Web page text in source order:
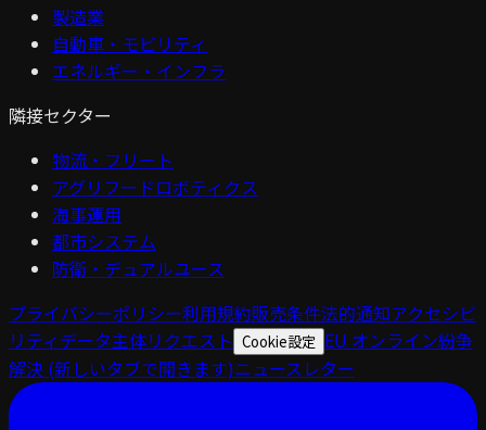
製造業
自動車・モビリティ
エネルギー・インフラ
隣接セクター
物流・フリート
アグリフードロボティクス
海事運用
都市システム
防衛・デュアルユース
プライバシーポリシー利用規約販売条件法的通知アクセシビ
リティデータ主体リクエスト Cookie設定 EU オンライン紛争
解決 (新しいタブで開きます)ニュースレター